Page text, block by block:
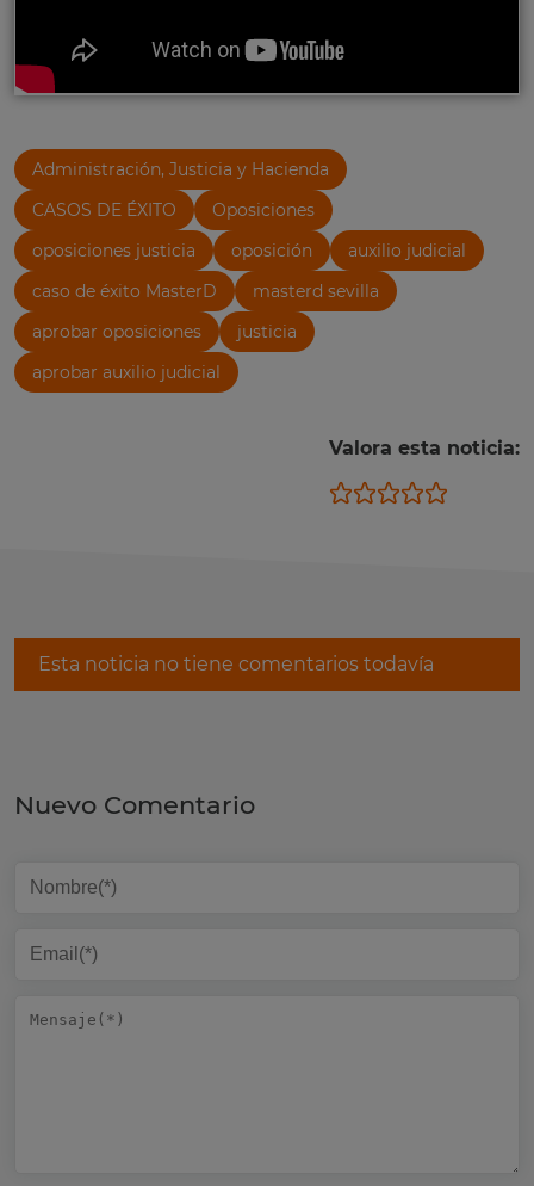
Administración, Justicia y Hacienda
CASOS DE ÉXITO
Oposiciones
oposiciones justicia
oposición
auxilio judicial
caso de éxito MasterD
masterd sevilla
aprobar oposiciones
justicia
aprobar auxilio judicial
Valora esta noticia:
Esta noticia no tiene comentarios todavía
Nuevo Comentario